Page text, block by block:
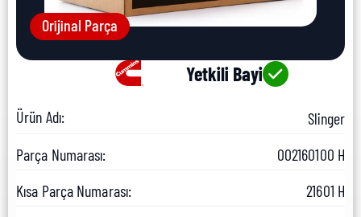
Orijinal Parça
Yetkili Bayi
Ürün Adı:
Slinger
Parça Numarası:
002160100 H
Kısa Parça Numarası:
21601 H